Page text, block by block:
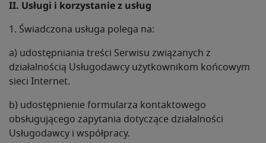
II. Usługi i korzystanie z usług
1. Świadczona usługa polega na:
a) udostępniania treści Serwisu związanych z
działalnością Usługodawcy użytkownikom końcowym
sieci Internet.
b) udostępnienie formularza kontaktowego
obsługującego zapytania dotyczące działalności
Usługodawcy i współpracy.